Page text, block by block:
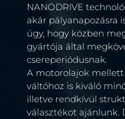
NANODRIVE
akár pályanapozásra
úgy, hogy közben
gyártója által
csereperiódusnak.
A motorolajok
váltóhoz is kiváló
illetve rendkívül
választékot ajánlunk.